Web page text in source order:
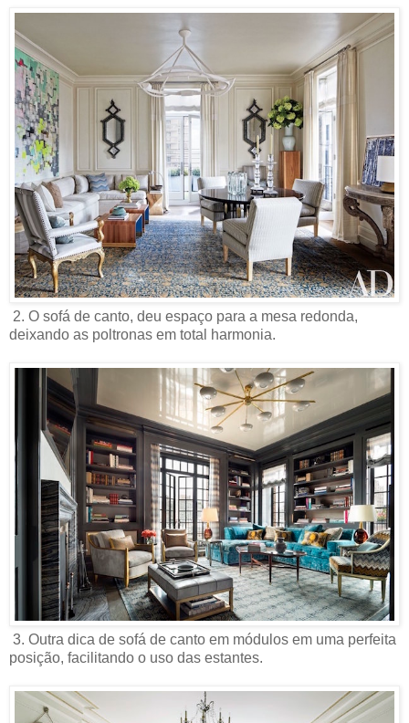
2. O sofá de canto, deu espaço para a mesa redonda,
deixando as poltronas em total harmonia.
3. Outra dica de sofá de canto em módulos em uma perfeita
posição, facilitando o uso das estantes.